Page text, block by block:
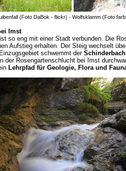
(Foto DaBok - flickr) - Wolfsklamm (Foto
Imst
so eng mit einer Stadt verbunden. Die
Aufstieg erhalten. Der Steig wechselt
schwemmt der Schinderbach
der Rosengartenschlucht bei Imst
Lehrpfad für Geologie, Flora und